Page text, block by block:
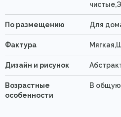
По размещению Для
Фактура
Дизайн и рисунок
Возрастные
особенности
В